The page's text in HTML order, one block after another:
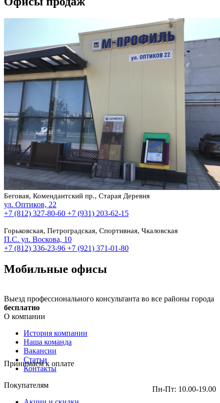
Беговая, Комендантский пр., Старая Деревня
ул. Оптиков, 22
+7 (812) 327-80-60 +7 (931) 203-62-15
Горьковская, Петроградская, Спортивная, Чкаловская
П.С. ул. Воскова, 10
+7 (812) 336-23-96 +7 (921) 371-01-80
Мобильные офисы
Выезд профессионального консультанта во все районы города
бесплатно
О компании
История компании
Наша команда
Вакансии
Статьи
Контакты
Покупателям
Принимаем к оплате
Пн-Пт: 10.00-19.00